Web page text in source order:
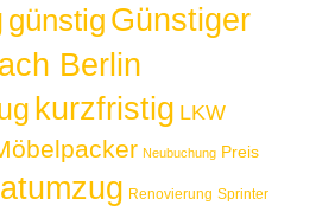
günstig Günstiger
Berlin
kurzfristig LKW
Neubuchung Preis
Renovierung Sprinter